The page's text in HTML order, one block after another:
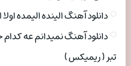
دانلود آهنگ الینده الیمده
دانلود آهنگ نمیدانم عه کدام
تبر ( ریمیکس )